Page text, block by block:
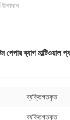
উপাদান
ব্যাগ মাল্টিওয়াল
ব্যক্তিগতকৃত
ব্যক্তিগতকৃত